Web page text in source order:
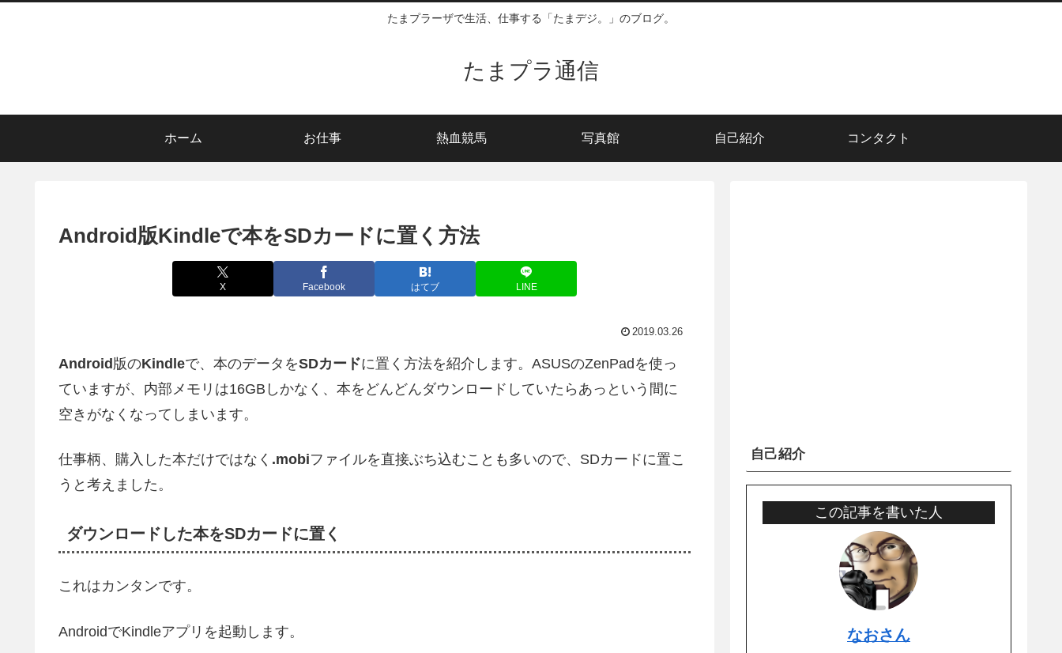
たまプラーザで生活、仕事する「たまデジ。」のブログ。
たまプラ通信
ホーム お仕事 熱血競馬 写真館 自己紹介 コンタクト
Android版Kindleで本をSDカードに置く方法
X Facebook はてブ LINE
2019.03.26
Android版のKindleで、本のデータをSDカードに置く方法を紹介します。ASUSのZenPadを使っ
ていますが、内部メモリは16GBしかなく、本をどんどんダウンロードしていたらあっという間に
空きがなくなってしまいます。
仕事柄、購入した本だけではなく .mobiファイルを直接ぶち込むことも多いので、SDカードに置こ
うと考えました。
ダウンロードした本をSDカードに置く
これはカンタンです。
AndroidでKindleアプリを起動します。
自己紹介
この記事を書いた人
なおさん